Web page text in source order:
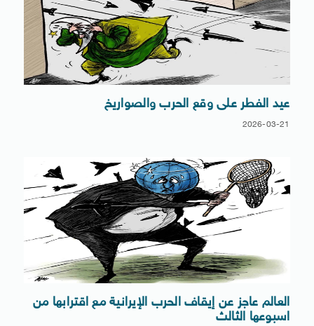
عيد الفطر على وقع الحرب والصواريخ
2026-03-21
العالم عاجز عن إيقاف الحرب الإيرانية مع اقترابها من
اسبوعها الثالث